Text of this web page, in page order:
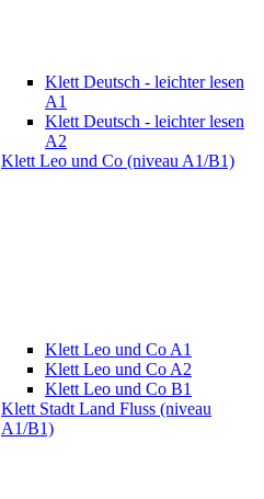
Klett Deutsch - leichter lesen
A1
Klett Deutsch - leichter lesen
A2
Klett Leo und Co (niveau A1/B1)
Klett Leo und Co A1
Klett Leo und Co A2
Klett Leo und Co B1
Klett Stadt Land Fluss (niveau
A1/B1)